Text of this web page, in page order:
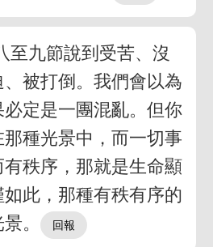
至九節說到受苦、沒
被打倒。我們會以為
定是一團混亂。但你
種光景中，而一切事
秩序，那就是生命顯
此，那種有秩有序的
。